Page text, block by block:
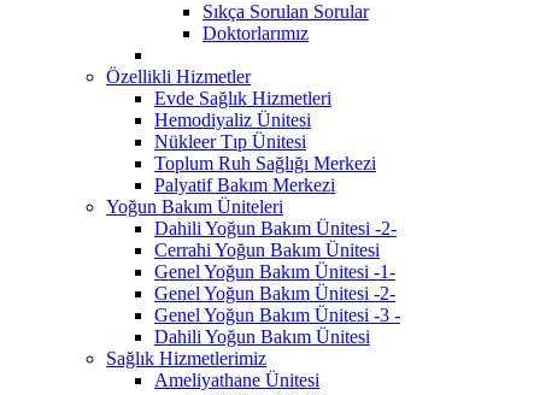
Sıkça Sorulan Sorular
Doktorlarımız
Özellikli Hizmetler
Evde Sağlık Hizmetleri
Hemodiyaliz Ünitesi
Nükleer Tıp Ünitesi
Toplum Ruh Sağlığı Merkezi
Palyatif Bakım Merkezi
Yoğun Bakım Üniteleri
Dahili Yoğun Bakım Ünitesi -2-
Cerrahi Yoğun Bakım Ünitesi
Genel Yoğun Bakım Ünitesi -1-
Genel Yoğun Bakım Ünitesi -2-
Genel Yoğun Bakım Ünitesi -3 -
Dahili Yoğun Bakım Ünitesi
Sağlık Hizmetlerimiz
Ameliyathane Ünitesi